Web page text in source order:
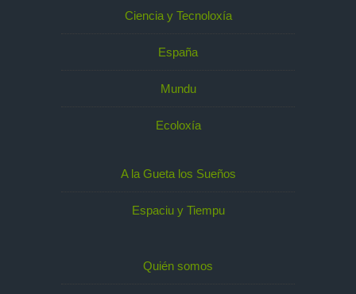
Ciencia y Tecnoloxía
España
Mundu
Ecoloxía
A la Gueta los Sueños
Espaciu y Tiempu
Quién somos